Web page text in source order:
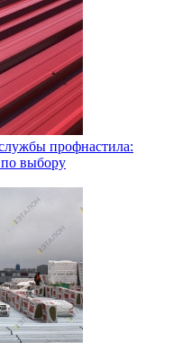
профнастила:
выбору